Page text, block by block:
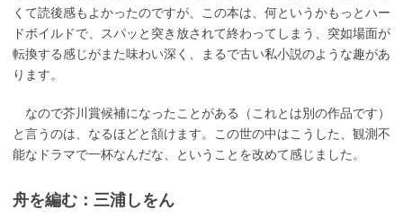
くて読後感もよかったのですが、この本は、何というかもっとハー
ドボイルドで、スパッと突き放されて終わってしまう、突如場面が
転換する感じがまた味わい深く、まるで古い私小説のような趣があ
ります。
なので芥川賞候補になったことがある（これとは別の作品です）
と言うのは、なるほどと頷けます。この世の中はこうした、観測不
能なドラマで一杯なんだな、ということを改めて感じました。
舟を編む：三浦しをん